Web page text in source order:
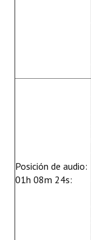
Posición de audio:
01h 08m 24s: